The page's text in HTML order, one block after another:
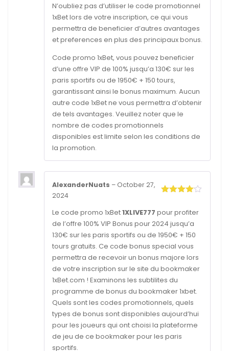
N’oubliez pas d’utiliser le code promotionnel
1xBet lors de votre inscription, ce qui vous
permettra de beneficier d’autres avantages
et preferences en plus des principaux bonus.
Code promo 1xBet, vous pouvez beneficier
d’une offre VIP de 100% jusqu’a 130€ sur les
paris sportifs ou de 1950€ + 150 tours,
garantissant ainsi le bonus maximum. Aucun
autre code 1xBet ne vous permettra d’obtenir
de tels avantages. Veuillez noter que le
nombre de codes promotionnels
disponibles est limite selon les conditions de
la promotion.
AlexanderNuats – October 27,
2024
Le code promo 1xBet1XLIVE777 pour profiter
de l’offre 100% VIP Bonus pour 2024 jusqu’a
130€ sur les paris sportifs ou de 1950€ + 150
tours gratuits. Ce code bonus special vous
permettra de recevoir un bonus majore lors
de votre inscription sur le site du bookmaker
1xBet.com ! Examinons les subtilites du
programme de bonus du bookmaker 1xbet.
Quels sont les codes promotionnels, quels
types de bonus sont disponibles aujourd’hui
pour les joueurs qui ont choisi la plateforme
de jeu de ce bookmaker pour les paris
sportifs.